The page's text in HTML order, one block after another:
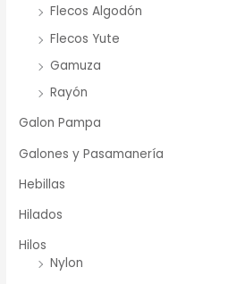
Flecos Algodón
Flecos Yute
Gamuza
Rayón
Galon Pampa
Galones y Pasamanería
Hebillas
Hilados
Hilos
Nylon